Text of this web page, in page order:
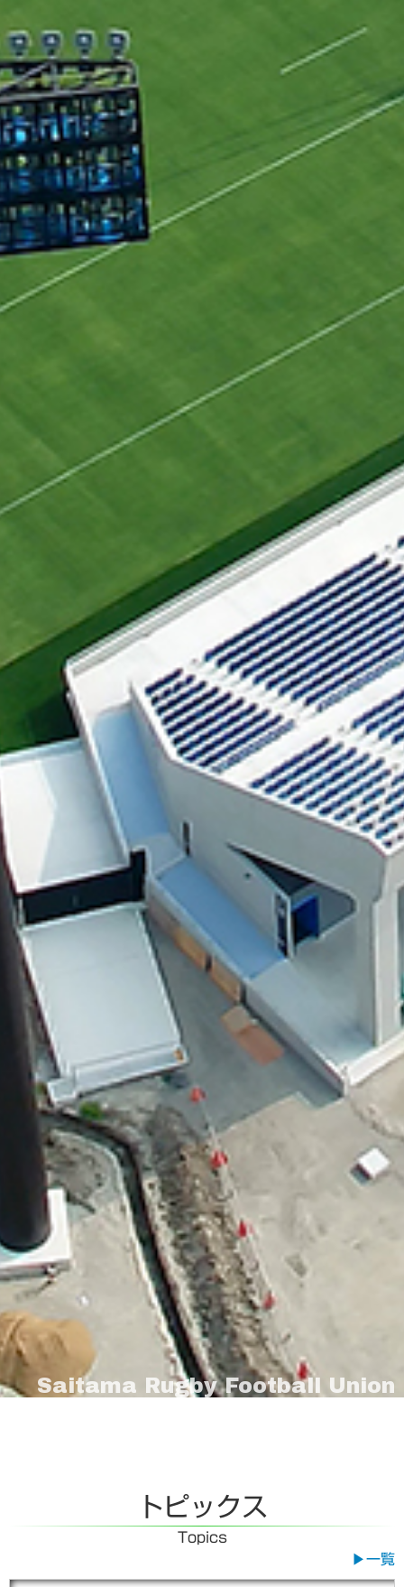
Saitama Rugby Football Union
Saitama Rugby Football Union
トピックス
Topics
一覧